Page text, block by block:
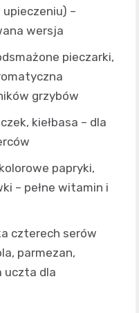
–
wersja
pieczarki,
grzybów
kiełbasa – dla
kolorowe papryki,
– pełne witamin i
czterech serów
parmezan,
uczta dla